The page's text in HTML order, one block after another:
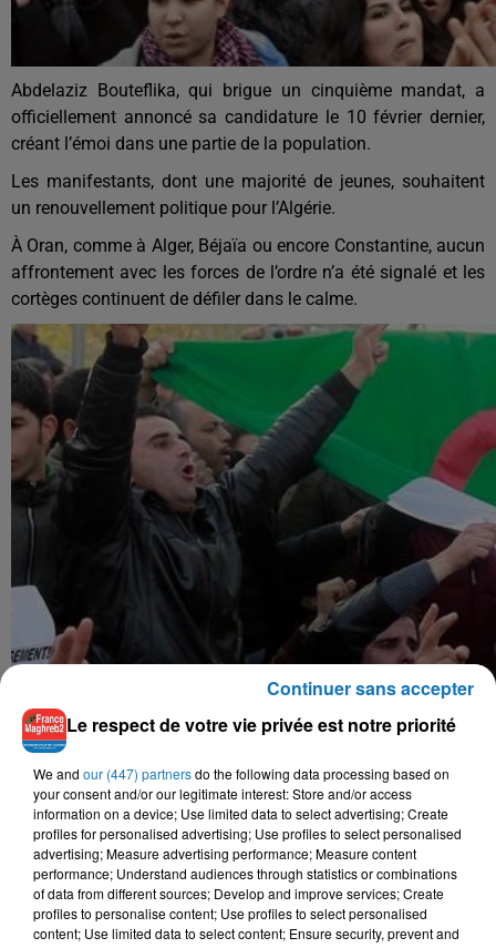
Abdelaziz Bouteflika, qui brigue un cinquième mandat, a
officiellement annoncé sa candidature le 10 février dernier,
créant l’émoi dans une partie de la population.
Les manifestants, dont une majorité de jeunes, souhaitent
un renouvellement politique pour l’Algérie.
À Oran, comme à Alger, Béjaïa ou encore Constantine, aucun
affrontement avec les forces de l’ordre n’a été signalé et les
cortèges continuent de défiler dans le calme.
Cette journée de mobilisation intervient alors que la
présidence algérienne a annoncé jeudi qu’Abdelaziz
Bouteflika, dont l’état de santé s’est dégradé depuis un AVC
survenu en 2013, se rendra à Genève dans les prochains
Le respect de votre vie privée est notre priorité
We and our (447) partnersdo the following data processing based on
your consent and/or our legitimate interest: Store and/or access
information on a device; Use limited data to select advertising; Create
profiles for personalised advertising; Use profiles to select personalised
advertising; Measure advertising performance; Measure content
performance; Understand audiences through statistics or combinations
of data from different sources; Develop and improve services; Create
profiles to personalise content; Use profiles to select personalised
content; Use limited data to select content; Ensure security, prevent and
Continuer sans accepter